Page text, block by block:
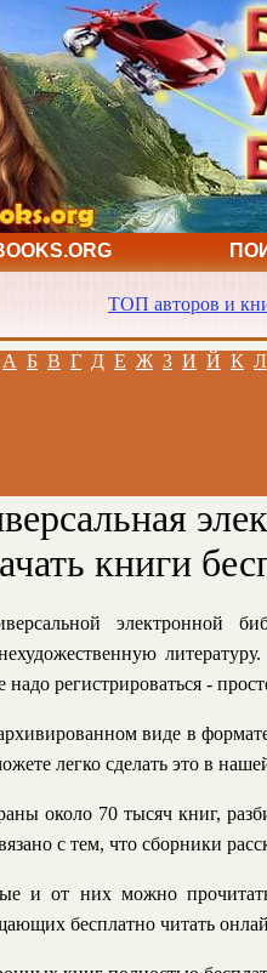
ТОП авторов и
А Б В Г Д Е Ж З И Й К Л
книги
электронной
регистрироваться -
виде в
легко сделать это в
около 70 тысяч книг,
с тем, что сборники
и от них можно
бесплатно читать